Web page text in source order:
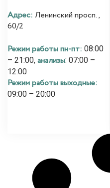
Адрес: Ленинский просп.,
60/2
Режим работы пн-пт: 08:00
– 21:00, анализы: 07:00 –
12:00
Режим работы выходные:
09:00 – 20:00